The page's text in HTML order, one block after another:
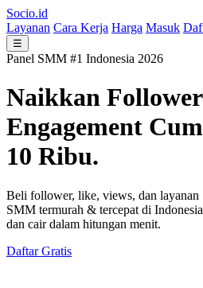
Socio.id
Layanan Cara Kerja Harga Masuk
☰
Panel SMM #1 Indonesia 2026
Naikkan
Engagement
10 Ribu.
Beli follower, like, views, dan layanan
SMM termurah & tercepat di
dan cair dalam hitungan menit.
Daftar Gratis